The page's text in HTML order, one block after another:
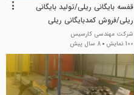
قفسه بایگانی ریلی/تولید بایگانی
ریلی/فروش کمدبایگانی ریلی
مهندسی کارسیس
شرکت مهندسی کارسیس
100 نمایش
8 سال پیش